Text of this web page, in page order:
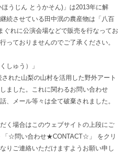
うじん とうかそん)」は2013年に解
続させている田中泯の農産物は「八百
ぐれに公演会場などで販売を行なってお
っておりませんのでご了承ください。
しゅう）」
れた山梨の山村を活用した野外アート
ました。これに関わるお問い合わせ
、メール等々は全て破棄されました。
く場合はこのウェブサイトの上段にご
「☆問い合わせ★CONTACT☆」 をクリ
りご連絡いただけますようお願い申し